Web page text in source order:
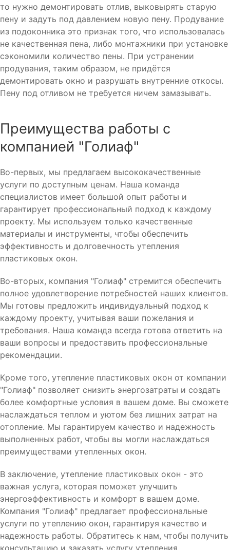
то нужно демонтировать отлив, выковырять старую
пену и задуть под давлением новую пену. Продувание
из подоконника это признак того, что использовалась
не качественная пена, либо монтажники при установке
сэкономили количество пены. При устранении
продувания, таким образом, не придётся
демонтировать окно и разрушать внутренние откосы.
Пену под отливом не требуется ничем замазывать.
Преимущества работы с
компанией "Голиаф"
Во-первых, мы предлагаем высококачественные
услуги по доступным ценам. Наша команда
специалистов имеет большой опыт работы и
гарантирует профессиональный подход к каждому
проекту. Мы используем только качественные
материалы и инструменты, чтобы обеспечить
эффективность и долговечность утепления
пластиковых окон.
Во-вторых, компания "Голиаф" стремится обеспечить
полное удовлетворение потребностей наших клиентов.
Мы готовы предложить индивидуальный подход к
каждому проекту, учитывая ваши пожелания и
требования. Наша команда всегда готова ответить на
ваши вопросы и предоставить профессиональные
рекомендации.
Кроме того, утепление пластиковых окон от компании
"Голиаф" позволяет снизить энергозатраты и создать
более комфортные условия в вашем доме. Вы сможете
наслаждаться теплом и уютом без лишних затрат на
отопление. Мы гарантируем качество и надежность
выполненных работ, чтобы вы могли наслаждаться
преимуществами утепленных окон.
В заключение, утепление пластиковых окон - это
важная услуга, которая поможет улучшить
энергоэффективность и комфорт в вашем доме.
Компания "Голиаф" предлагает профессиональные
услуги по утеплению окон, гарантируя качество и
надежность работы. Обратитесь к нам, чтобы получить
консультацию и заказать услугу утепления